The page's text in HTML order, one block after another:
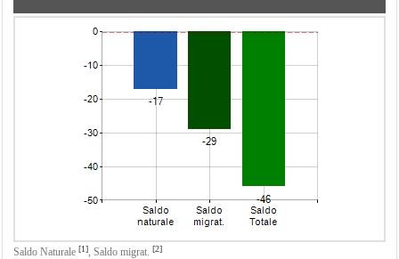
Saldo Naturale [1], Saldo migrat. [2]